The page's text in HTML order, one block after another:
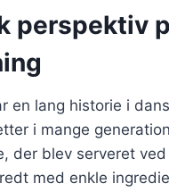
perspektiv
en lang historie i
i mange
der blev serveret
med enkle